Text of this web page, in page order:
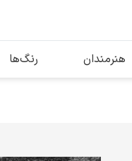
محبوب‌ترین هنرمندان
هنرمندان رنگ‌ها